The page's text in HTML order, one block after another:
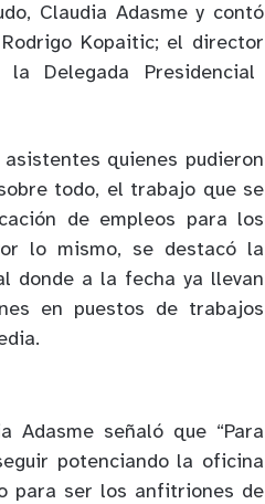
Claudia Adasme y contó
Kopaitic; el director
Delegada Presidencial
quienes pudieron
todo, el trabajo que se
de empleos para los
lo mismo, se destacó la
donde a la fecha ya llevan
en puestos de trabajos
Adasme señaló que “Para
potenciando la oficina
para ser los anfitriones de